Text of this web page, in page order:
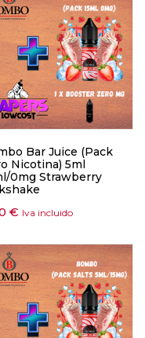
Bar Juice (Pack
Nicotina) 5ml
0mg Strawberry
€ Iva incluido